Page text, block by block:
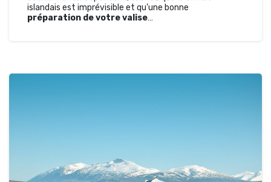
islandais est imprévisible et qu’une bonne
préparation de votre valise…